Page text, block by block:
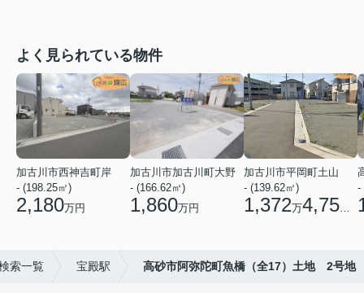
よく見られている物件
加古川市西神吉町岸
- (198.25㎡)
2,180万円
加古川市加古川町大野
- (166.62㎡)
1,860万円
加古川市平岡町土山
- (139.62㎡)
1,372万4,750 円
-
索一覧 宝殿駅 高砂市阿弥陀町魚橋（全17）土地 2号地